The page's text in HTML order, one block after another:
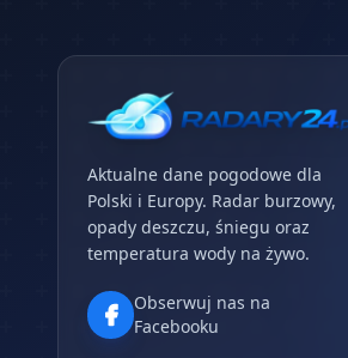
Aktualne dane pogodowe dla
Polski i Europy. Radar burzowy,
opady deszczu, śniegu oraz
temperatura wody na żywo.
Obserwuj nas na
Facebooku